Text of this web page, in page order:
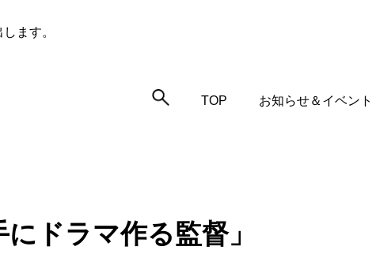
ます。
TOP お知らせ＆イベント
ドラマ作る監督」